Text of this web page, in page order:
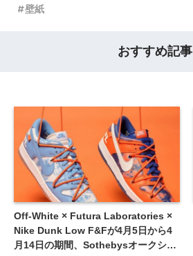
壁紙
おすすめ記事
Off-White × Futura Laboratories ×
Nike Dunk Low F&Fが4月5日から4
月14日の期間、Sothebysオークショ